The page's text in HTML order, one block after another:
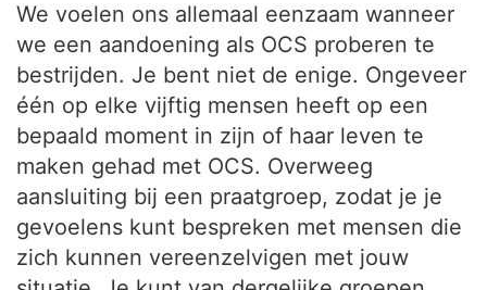
We voelen ons allemaal eenzaam wanneer
we een aandoening als OCS proberen te
bestrijden. Je bent niet de enige. Ongeveer
één op elke vijftig mensen heeft op een
bepaald moment in zijn of haar leven te
maken gehad met OCS. Overweeg
aansluiting bij een praatgroep, zodat je je
gevoelens kunt bespreken met mensen die
zich kunnen vereenzelvigen met jouw